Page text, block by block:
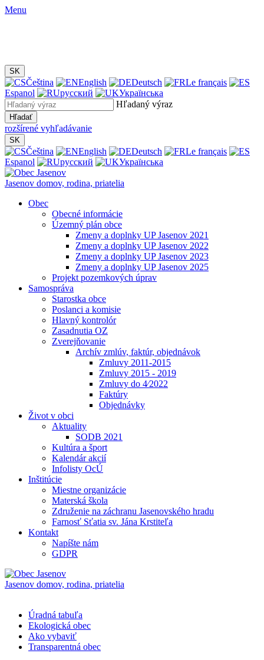
Menu
SK
Čeština English Deutsch
Le français
Espanol
русский
Українська
Hľadaný výraz
Hľadať
rozšírené vyhľadávanie
SK
Čeština English Deutsch
Le français
Espanol
русский Українська
Jasenov domov, rodina, priatelia
Obec
Obecné informácie
Územný plán obce
Zmeny a doplnky UP Jasenov 2021
Zmeny a doplnky UP Jasenov 2022
Zmeny a doplnky UP Jasenov 2023
Zmeny a doplnky UP Jasenov 2025
Projekt pozemkových úprav
Samospráva
Starostka obce
Poslanci a komisie
Hlavný kontrolór
Zasadnutia OZ
Zverejňovanie
Archív zmlúv, faktúr, objednávok
Zmluvy 2011-2015
Zmluvy 2015 - 2019
Zmluvy do 4⁄2022
Faktúry
Objednávky
Život v obci
Aktuality
SODB 2021
Kultúra a šport
Kalendár akcií
Infolisty OcÚ
Inštitúcie
Miestne organizácie
Materská škola
Združenie na záchranu Jasenovského hradu
Farnosť Sťatia sv. Jána Krstiteľa
Kontakt
Napíšte nám
GDPR
Jasenov domov, rodina, priatelia
Úradná tabuľa
Ekologická obec
Ako vybaviť
Transparentná obec